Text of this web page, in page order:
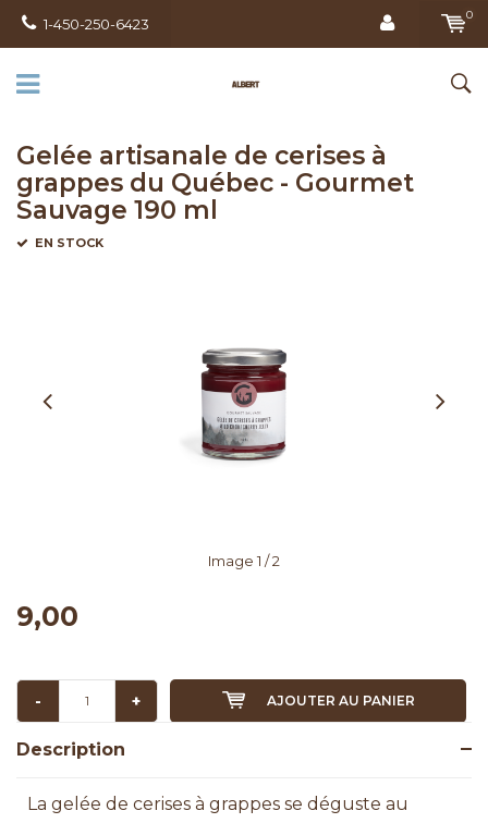
1-450-250-6423
0
Gelée artisanale de cerises à
grappes du Québec - Gourmet
Sauvage 190 ml
EN STOCK
Image 1 / 2
9,00
- + AJOUTER AU PANIER
Description
La gelée de cerises à grappes se déguste au